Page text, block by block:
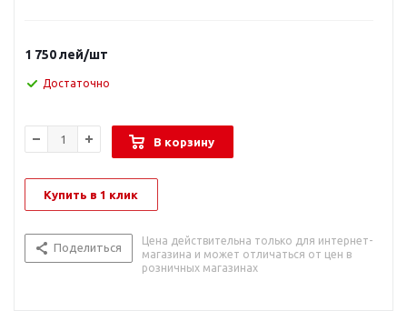
1 750лей/шт
Достаточно
В корзину
Купить в 1 клик
Поделиться
Цена действительна только для интернет-
магазина и может отличаться от цен в
розничных магазинах